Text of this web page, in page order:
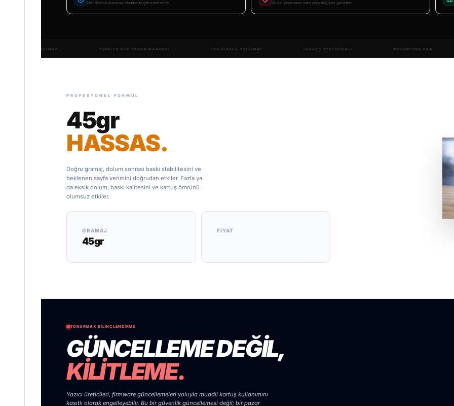
Her ürün uluslararası standarda göre test edilir Sorun yaşarsanız iade veya değişim garantisi
14.000+ ÇEŞIT 1.5 MILYON TESLIMAT TÜRKIYE'NIN TONER MARKASI 168 ÜLKEYE TESLIMAT ISO/IEC SERTIFIKALI
PROFESYONEL FORMÜL
45gr
HASSAS.
Doğru gramaj, dolum sonrası baskı stabilitesini ve
beklenen sayfa verimini doğrudan etkiler. Fazla ya
da eksik dolum; baskı kalitesini ve kartuş ömrünü
olumsuz etkiler.
GRAMAJ
45gr
FIYAT
TONERMAX BILINÇLENDIRME
GÜNCELLEME DEĞİL,
KİLİTLEME.
Yazıcı üreticileri, firmware güncellemeleri yoluyla muadil kartuş kullanımını
kasıtlı olarak engelleyebilir. Bu bir güvenlik güncellemesi değil; bir pazar